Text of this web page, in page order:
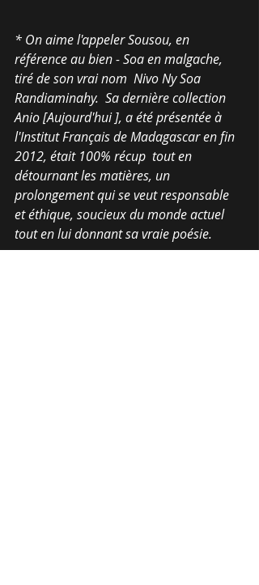
* On aime l'appeler Sousou, en
référence au bien - Soa en malgache,
tiré de son vrai nom  Nivo Ny Soa
Randiaminahy.  Sa dernière collection
Anio [Aujourd'hui ], a été présentée à
l'Institut Français de Madagascar en fin
2012, était 100% récup  tout en
détournant les matières, un
prolongement qui se veut responsable
et éthique, soucieux du monde actuel
tout en lui donnant sa vraie poésie.